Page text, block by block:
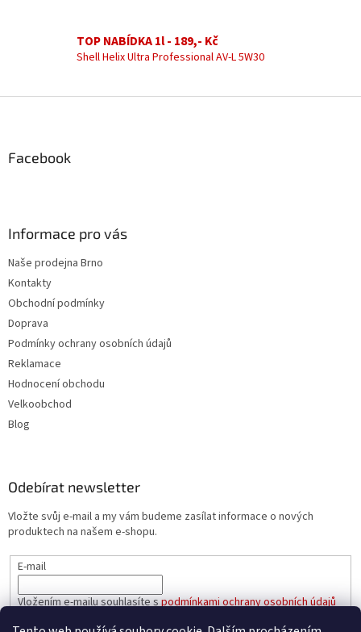
p
i
u
TOP NABÍDKA 1l - 189,- Kč
Shell Helix Ultra Professional AV-L 5W30
Facebook
Informace pro vás
Naše prodejna Brno
Kontakty
Obchodní podmínky
Doprava
Podmínky ochrany osobních údajů
Reklamace
Hodnocení obchodu
Velkoobchod
Blog
Odebírat newsletter
Vložte svůj e-mail a my vám budeme zasílat informace o nových
produktech na našem e-shopu.
E-mail
Vložením e-mailu souhlasíte spodmínkami ochrany osobních údajů